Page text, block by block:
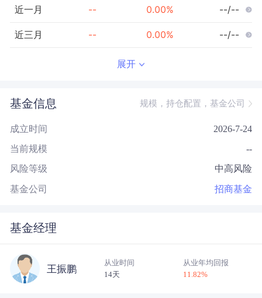
近一月 -- 0.00% --/--
近三月 -- 0.00% --/--
近三年 0.00 % --/--
近五年 --/--
成立以来 --/--
展开
基金信息 规模，持仓配置，基金公司
成立时间 2026-7-24
当前规模 --
风险等级 中高风险
基金公司 招商基金
基金经理
王振鹏
从业时间
14天
从业年均回报
11.82%